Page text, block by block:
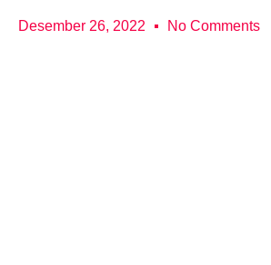
Desember 26, 2022 No Comments